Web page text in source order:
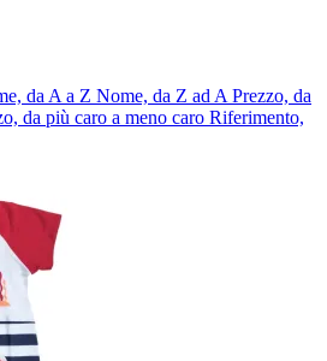
da A a Z Nome, da Z ad A Prezzo, da
da più caro a meno caro Riferimento,